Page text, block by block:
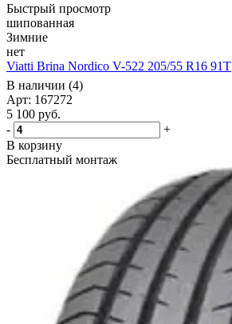
Быстрый просмотр
шипованная
Зимние
нет
Viatti Brina Nordico V-522 205/55 R16 91T
В наличии (4)
Арт: 167272
5 100 руб.
-
+
В корзину
Бесплатный монтаж